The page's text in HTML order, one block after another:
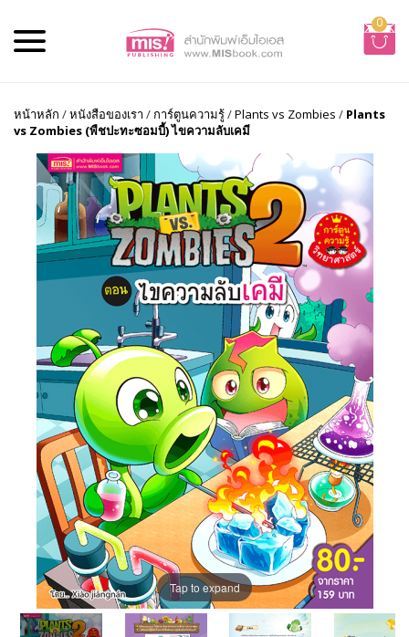
0
หน้าหลัก /หนังสือของเรา / การ์ตูนความรู้/Plants vs Zombies / Plants
vs Zombies (พืชปะทะซอมบี้) ไขความลับเคมี
Tap to expand